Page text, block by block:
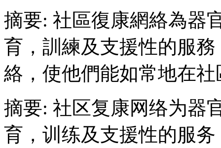
摘要: 社區復康網絡為器
育，訓練及支援性的服
絡，使他們能如常地在
摘要: 社区复康网络为器
育，训练及支援性的服